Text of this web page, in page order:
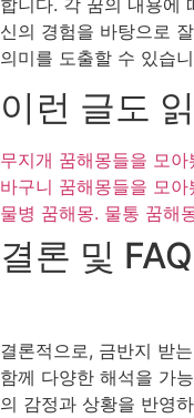
신의 경험을 바탕으로
의미를 도출할 수 있습
이런 글도
무지개 꿈해몽들을 모
바구니 꿈해몽들을 모
물병 꿈해몽. 물통 꿈해
결론 및 FAQ
결론적으로, 금반지 받
함께 다양한 해석을 가
의 감정과 상황을 반영